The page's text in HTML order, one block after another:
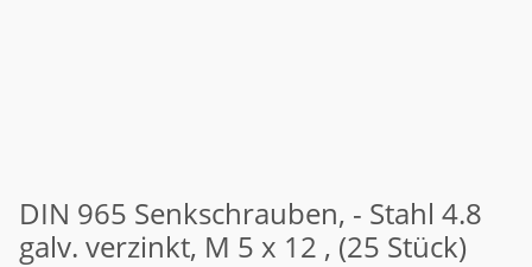
DIN 965 Senkschrauben, - Stahl 4.8
galv. verzinkt, M 5 x 12 , (25 Stück)